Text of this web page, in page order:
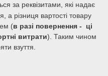
за реквізитами, які надає
а різниця вартості товару
(в разі повернення - ці
витрати). Таким чином
взуття.